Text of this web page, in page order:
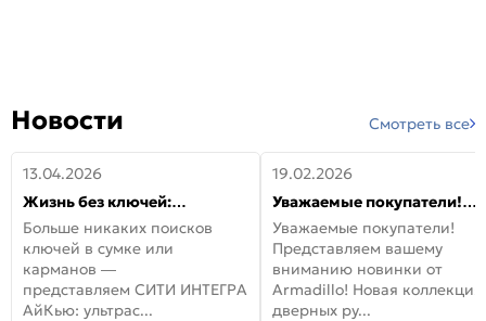
Новости Смотреть все
13.04.2026
Жизнь без ключей:
встречайте новую дверь
СИТИ ИНТЕГРА АйКью!
Больше никаких поисков
ключей в сумке или
карманов —
представляем СИТИ ИНТЕГРА
АйКью: ультрас...
19.02.2026
Уважаемые покупатели!
Представляем вашему
вниманию новинки от
Armadillo!
Уважаемые покупатели!
Представляем вашему
вниманию новинки от
Armadillo! Новая коллекция
дверных ру...